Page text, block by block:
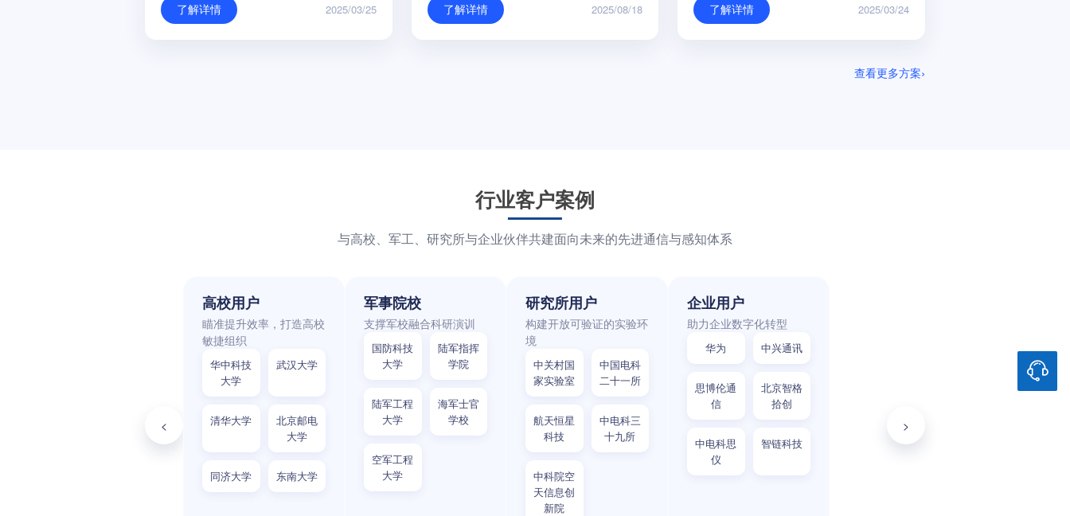
了解详情 2025/03/25 了解详情 2025/08/18 了解详情 2025/03/24
查看更多方案
行业客户案例
与高校、军工、研究所与企业伙伴共建面向未来的先进通信与感知体系
<
高校用户
瞄准提升效率，打造高校
敏捷组织
华中科技
大学
武汉大学
清华大学
北京邮电
大学
同济大学 东南大学
军事院校
支撑军校融合科研演训
国防科技
大学
陆军指挥
学院
陆军工程
大学
海军士官
学校
空军工程
大学
研究所用户
构建开放可验证的实验环
境
中关村国
家实验室
中国电科
二十一所
航天恒星
科技
中电科三
十九所
中科院空
天信息创
新院
企业用户
助力企业数字化转型
华为 中兴通讯
思博伦通
信
北京智格
拾创
中电科思
仪
智链科技
>